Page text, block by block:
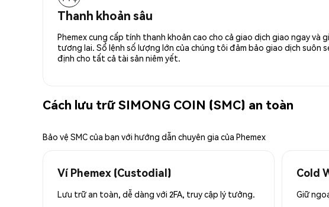
Thanh khoản sâu
Phemex cung cấp tính thanh khoản cao cho cả giao dịch giao ngay và
tương lai. Sổ lệnh số lượng lớn của chúng tôi đảm bảo giao dịch suôn
định cho tất cả tài sản niêm yết.
Cách lưu trữ SIMONG COIN (SMC) an toàn
Bảo vệ SMC của bạn với hướng dẫn chuyên gia của Phemex
Ví Phemex (Custodial)
Lưu trữ an toàn, dễ dàng với 2FA, truy cập lý tưởng.
Cold
Giữ